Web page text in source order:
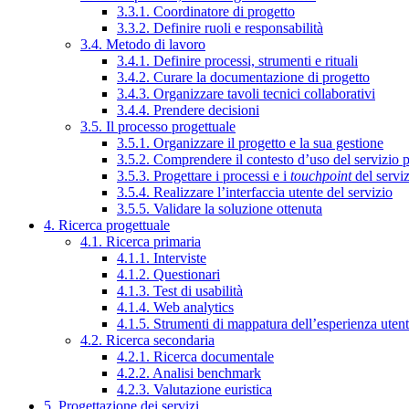
3.3.1. Coordinatore di progetto
3.3.2. Definire ruoli e responsabilità
3.4. Metodo di lavoro
3.4.1. Definire processi, strumenti e rituali
3.4.2. Curare la documentazione di progetto
3.4.3. Organizzare tavoli tecnici collaborativi
3.4.4. Prendere decisioni
3.5. Il processo progettuale
3.5.1. Organizzare il progetto e la sua gestione
3.5.2. Comprendere il contesto d’uso del servizio
3.5.3. Progettare i processi e i touchpointdel
3.5.4. Realizzare l’interfaccia utente del servizio
3.5.5. Validare la soluzione ottenuta
4. Ricerca progettuale
4.1. Ricerca primaria
4.1.1. Interviste
4.1.2. Questionari
4.1.3. Test di usabilità
4.1.4. Web analytics
4.1.5. Strumenti di mappatura dell’esperienza
4.2. Ricerca secondaria
4.2.1. Ricerca documentale
4.2.2. Analisi benchmark
4.2.3. Valutazione euristica
5. Progettazione dei servizi